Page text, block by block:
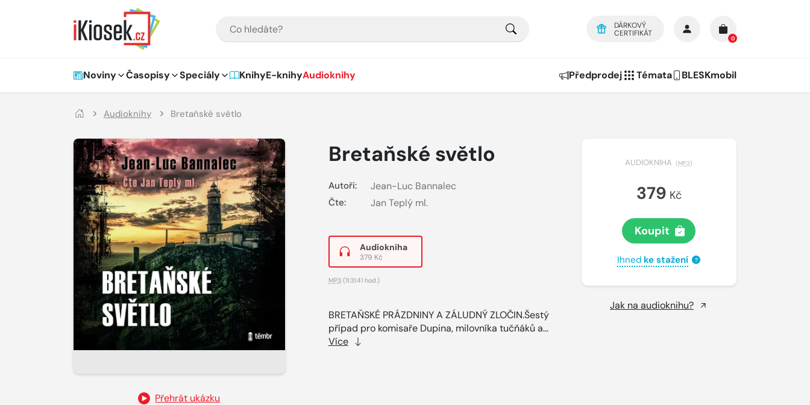
DÁRKOVÝ
CERTIFIKÁT
0
Hlavní navigace
Noviny Časopisy Speciály KnihyE-knihyAudioknihy Předprodej Témata BLESKmobil
Audioknihy Bretaňské světlo
Přehrát ukázku
Bretaňské světlo
Autoři: Jean-Luc Bannalec
Čte: Jan Teplý ml.
Audiokniha
379 Kč
MP3(11:31:41 hod.)
BRETAŇSKÉ PRÁZDNINY A ZÁLUDNÝ ZLOČIN.Šestý
případ pro komisaře Dupina, milovníka tučňáků a...
Více
AUDIOKNIHA (MP3)
379 Kč
Koupit
Ihned ke stažení ?
Jak na audioknihu?